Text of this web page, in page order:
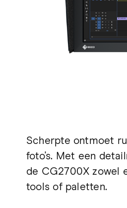
Scherpte ontmoet
foto's. Met een
de CG2700X zowel
tools of paletten.